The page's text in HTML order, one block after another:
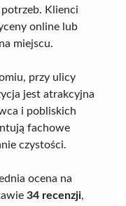
Klienci
online lub
miejscu.
przy ulicy
jest atrakcyjna
i pobliskich
fachowe
czystości.
ocena na
34 recenzji,